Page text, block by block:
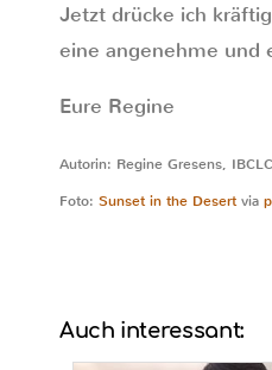
Jetzt drücke ich
eine angenehme und
Eure Regine
Autorin: Regine Gresens,
Foto: Sunset in the Desertvia
Auch interessant: